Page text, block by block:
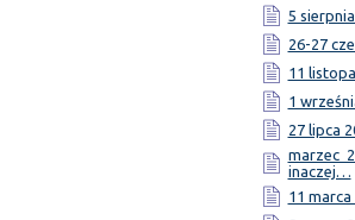
5
26-27
11
1
27 lipca
marzec
inaczej…
11